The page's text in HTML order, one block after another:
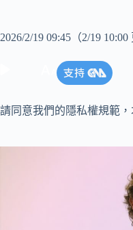
2026/2/19 09:45 （2/19 10:00
請同意我們的隱私權規範